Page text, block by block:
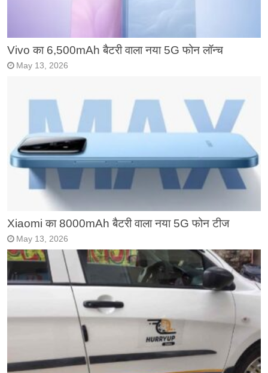
Vivo का 6,500mAh बैटरी वाला नया 5G फोन लॉन्च
May 13, 2026
Xiaomi का 8000mAh बैटरी वाला नया 5G फोन टीज
May 13, 2026